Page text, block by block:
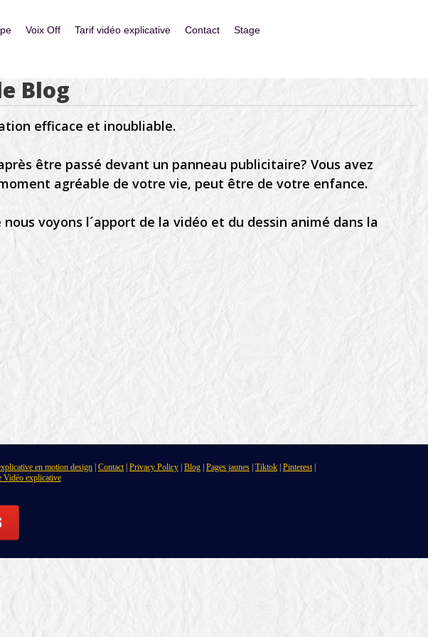
Voix Off Tarif vidéo explicative Contact Stage
Blog
efficace et inoubliable.
être passé devant un panneau publicitaire? Vous avez
agréable de votre vie, peut être de votre enfance.
voyons l´apport de la vidéo et du dessin animé dans la
en motion design | Contact | Privacy Policy | Blog | Pages jaunes | Tiktok | Pinterest |
Vidéo explicative